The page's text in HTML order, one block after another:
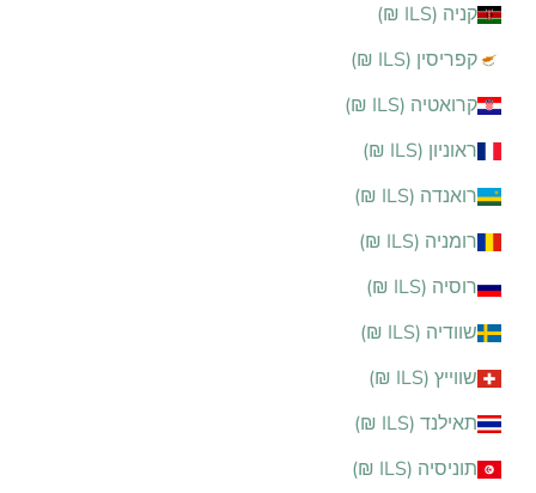
קניה (ILS ₪)
קפריסין (ILS ₪)
קרואטיה (ILS ₪)
ראוניון (ILS ₪)
רואנדה (ILS ₪)
רומניה (ILS ₪)
רוסיה (ILS ₪)
שוודיה (ILS ₪)
שווייץ (ILS ₪)
תאילנד (ILS ₪)
תוניסיה (ILS ₪)